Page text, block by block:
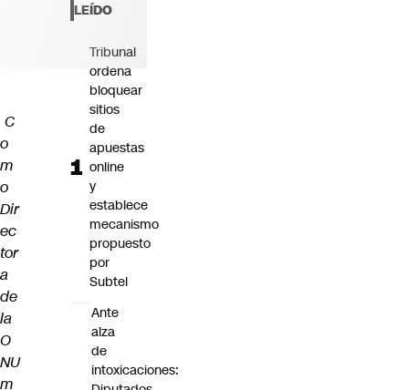
C
o
m
o
Dir
ec
tor
a
de
la
O
NU
m
LEÍDO
Tribunal
ordena
bloquear
sitios
de
apuestas
online
y
establece
mecanismo
propuesto
por
Subtel
Ante
alza
de
intoxicaciones: